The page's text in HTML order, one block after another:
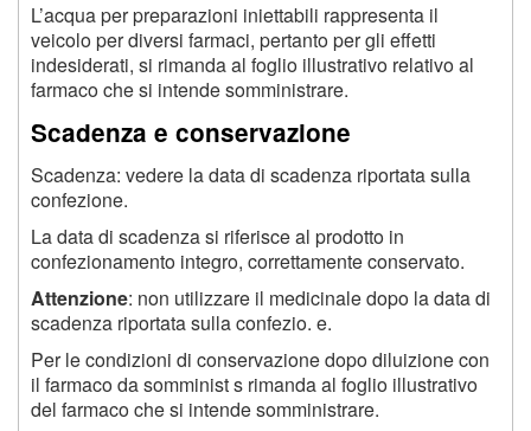
L’acqua per preparazioni iniettabili rappresenta il
veicolo per diversi farmaci, pertanto per gli effetti
indesiderati, si rimanda al foglio illustrativo relativo al
farmaco che si intende somministrare.
Scadenza e conservazione
Scadenza: vedere la data di scadenza riportata sulla
confezione.
La data di scadenza si riferisce al prodotto in
confezionamento integro, correttamente conservato.
Attenzione: non utilizzare il medicinale dopo la data di
scadenza riportata sulla confezio. e.
Per le condizioni di conservazione dopo diluizione con
il farmaco da somminist s rimanda al foglio illustrativo
del farmaco che si intende somministrare.